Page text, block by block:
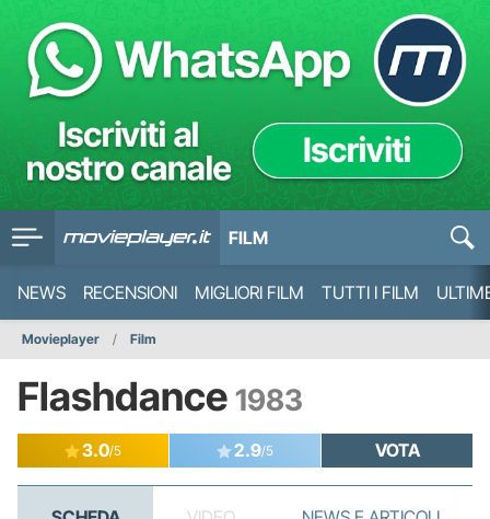
FILM
NEWS RECENSIONI MIGLIORI FILM TUTTI I FILM
Movieplayer Film
Flashdance 1983
3.0/5 2.9/5 VOTA